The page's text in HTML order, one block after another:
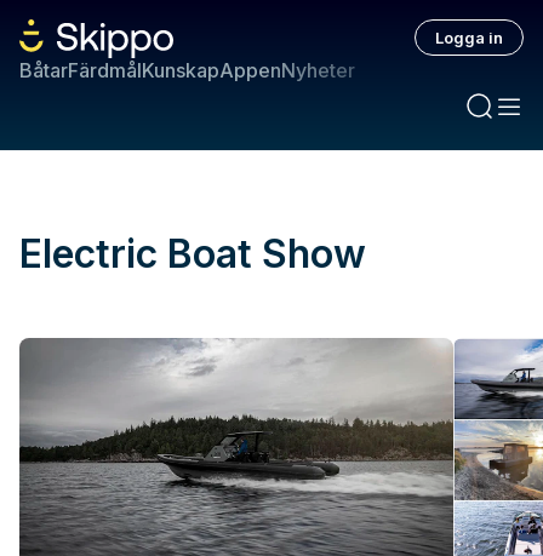
BåtarFärdmålKunskapAppenNyheter
Logga in
Electric Boat Show